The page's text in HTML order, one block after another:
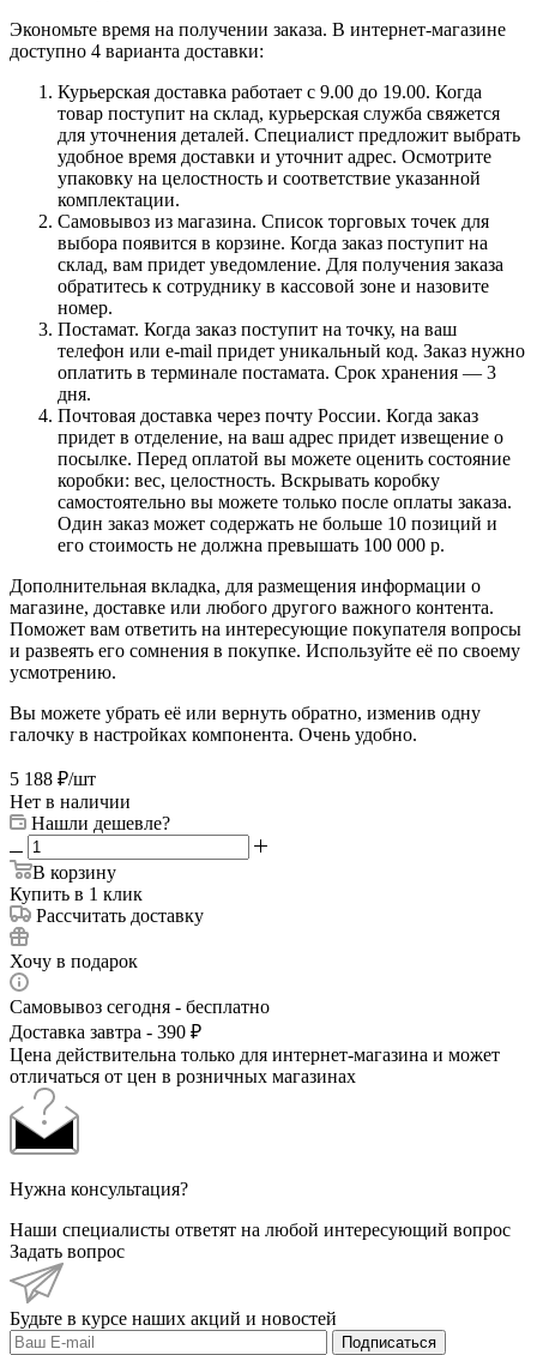
Экономьте время на получении заказа. В интернет-магазине
доступно 4 варианта доставки:
Курьерская доставка работает с 9.00 до 19.00. Когда
товар поступит на склад, курьерская служба свяжется
для уточнения деталей. Специалист предложит выбрать
удобное время доставки и уточнит адрес. Осмотрите
упаковку на целостность и соответствие указанной
комплектации.
Самовывоз из магазина. Список торговых точек для
выбора появится в корзине. Когда заказ поступит на
склад, вам придет уведомление. Для получения заказа
обратитесь к сотруднику в кассовой зоне и назовите
номер.
Постамат. Когда заказ поступит на точку, на ваш
телефон или e-mail придет уникальный код. Заказ нужно
оплатить в терминале постамата. Срок хранения — 3
дня.
Почтовая доставка через почту России. Когда заказ
придет в отделение, на ваш адрес придет извещение о
посылке. Перед оплатой вы можете оценить состояние
коробки: вес, целостность. Вскрывать коробку
самостоятельно вы можете только после оплаты заказа.
Один заказ может содержать не больше 10 позиций и
его стоимость не должна превышать 100 000 р.
Дополнительная вкладка, для размещения информации о
магазине, доставке или любого другого важного контента.
Поможет вам ответить на интересующие покупателя вопросы
и развеять его сомнения в покупке. Используйте её по своему
усмотрению.
Вы можете убрать её или вернуть обратно, изменив одну
галочку в настройках компонента. Очень удобно.
5 188 ₽/шт
Нет в наличии
Нашли дешевле?
В корзину
Купить в 1 клик
Рассчитать доставку
Хочу в подарок
Самовывоз сегодня - бесплатно
Доставка завтра - 390 ₽
Цена действительна только для интернет-магазина и может
отличаться от цен в розничных магазинах
Нужна консультация?
Наши специалисты ответят на любой интересующий вопрос
Задать вопрос
Будьте в курсе наших акций и новостей
Подписаться